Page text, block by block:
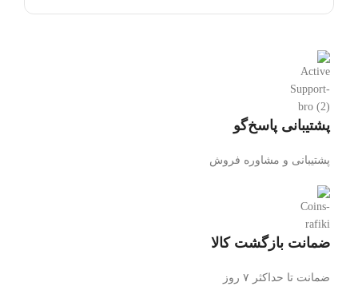
ضمانت بازگشت کالا
ضمانت تا حداکثر ۷ روز
پشتیبانی پاسخ‌گو
پشتیبانی و مشاوره فروش